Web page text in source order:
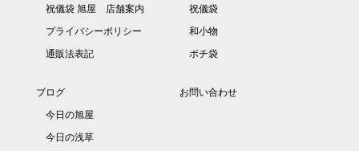
祝儀袋 旭屋 店舗案内
プライバシーポリシー
通販法表記
祝儀袋
和小物
ポチ袋
ブログ
今日の旭屋
今日の浅草
お問い合わせ